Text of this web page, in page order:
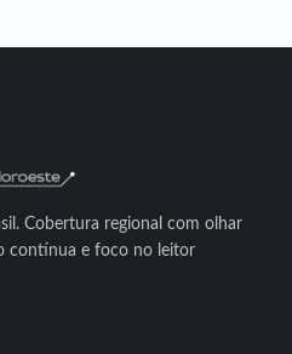
Cobertura regional com olhar
contínua e foco no leitor